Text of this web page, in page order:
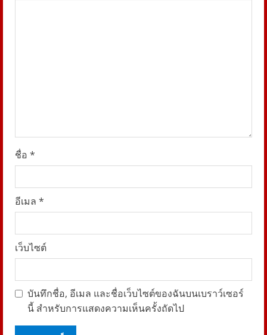
ชื่อ *
อีเมล *
เว็บไซต์
บันทึกชื่อ, อีเมล และชื่อเว็บไซต์ของฉันบนเบราว์เซอร์
นี้ สำหรับการแสดงความเห็นครั้งถัดไป